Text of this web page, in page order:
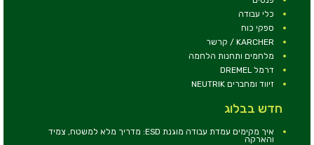
כלי עבודה
ספקי כוח
KARCHER / קרשר
מלחמים ותחנות הלחמה
דרמל DREMEL
זיווד ומחברים NEUTRIK
חדש בבלוג
איך מקימים עמדת עבודה מוגנת ESD: מדריך מלא למשטח, צמיד
והארקה